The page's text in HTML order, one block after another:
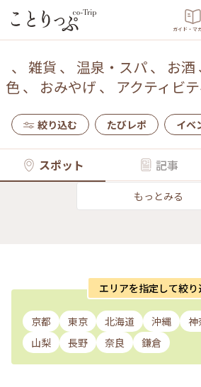
ガイド・マ
、 雑貨 、 温泉・スパ、 お酒
色、 おみやげ 、 アクティビ
絞り込む たびレポ イベ
スポット 記事
もっとみる
エリアを指定して絞り
京都 東京 北海道 沖縄 神
山梨
長野 奈良 鎌倉